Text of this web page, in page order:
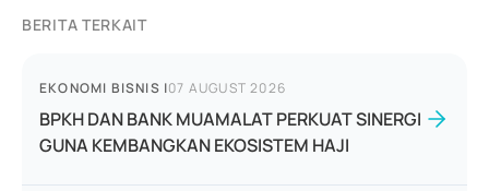
BERITA TERKAIT
EKONOMI BISNIS |07 AUGUST 2026
BPKH DAN BANK MUAMALAT PERKUAT SINERGI
GUNA KEMBANGKAN EKOSISTEM HAJI